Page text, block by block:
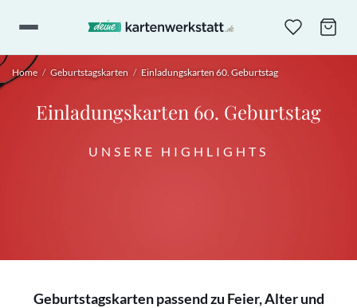
Home / Geburtstagskarten / Einladungskarten 60. Geburtstag
Einladungskarten 60. Geburtstag
UNSERE HIGHLIGHTS
Geburtstagskarten passend zu Feier, Alter und